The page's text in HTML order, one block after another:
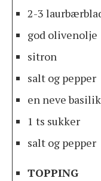
2-3
god olivenolje
sitron
salt og pepper
en neve
1 ts sukker
salt og pepper
TOPPING